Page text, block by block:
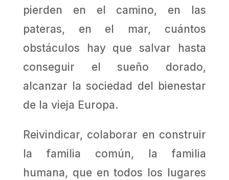
pierden en el camino, en las
pateras, en el mar, cuántos
obstáculos hay que salvar hasta
conseguir el sueño dorado,
alcanzar la sociedad del bienestar
de la vieja Europa.
Reivindicar, colaborar en construir
la familia común, la familia
humana, que en todos los lugares